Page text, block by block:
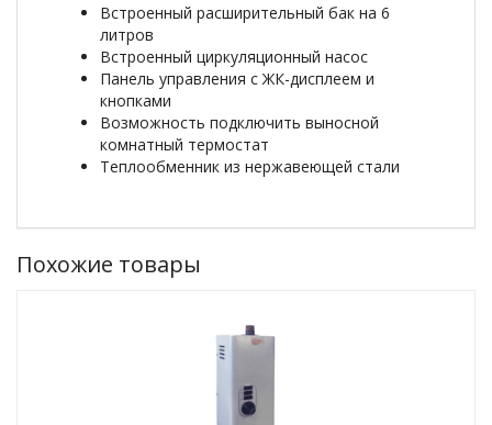
Встроенный расширительный бак на 6
литров
Встроенный циркуляционный насос
Панель управления с ЖК-дисплеем и
кнопками
Возможность подключить выносной
комнатный термостат
Теплообменник из нержавеющей стали
Похожие товары